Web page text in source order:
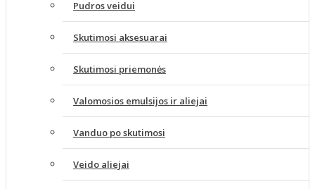
Pudros veidui
Skutimosi aksesuarai
Skutimosi priemonės
Valomosios emulsijos ir aliejai
Vanduo po skutimosi
Veido aliejai